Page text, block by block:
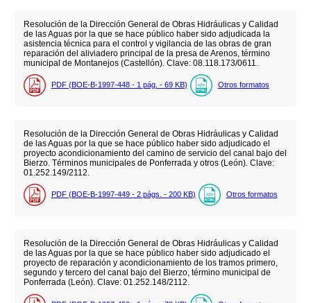
Resolución de la Dirección General de Obras Hidráulicas y Calidad
de las Aguas por la que se hace público haber sido adjudicada la
asistencia técnica para el control y vigilancia de las obras de gran
reparación del aliviadero principal de la presa de Arenos, término
municipal de Montanejos (Castellón). Clave: 08.118.173/0611.
PDF (BOE-B-1997-448 - 1 pág. - 69 KB) Otros formatos
Resolución de la Dirección General de Obras Hidráulicas y Calidad
de las Aguas por la que se hace público haber sido adjudicado el
proyecto acondicionamiento del camino de servicio del canal bajo del
Bierzo. Términos municipales de Ponferrada y otros (León). Clave:
01.252.149/2112.
PDF (BOE-B-1997-449 - 2 págs. - 200 KB) Otros formatos
Resolución de la Dirección General de Obras Hidráulicas y Calidad
de las Aguas por la que se hace público haber sido adjudicado el
proyecto de reparación y acondicionamiento de los tramos primero,
segundo y tercero del canal bajo del Bierzo, término municipal de
Ponferrada (León). Clave: 01.252.148/2112.